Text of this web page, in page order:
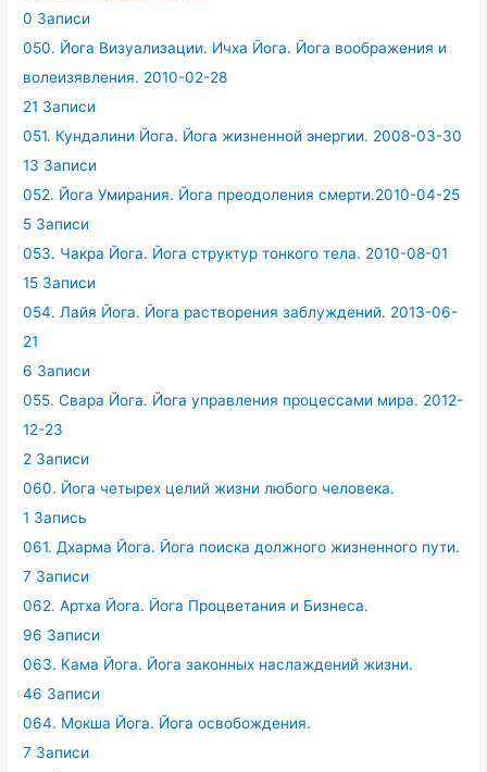
0 Записи
050. Йога Визуализации. Ичха Йога. Йога воображения и
волеизявления. 2010-02-28
21 Записи
051. Кундалини Йога. Йога жизненной энергии. 2008-03-30
13 Записи
052. Йога Умирания. Йога преодоления смерти.2010-04-25
5 Записи
053. Чакра Йога. Йога структур тонкого тела. 2010-08-01
15 Записи
054. Лайя Йога. Йога растворения заблуждений. 2013-06-
21
6 Записи
055. Свара Йога. Йога управления процессами мира. 2012-
12-23
2 Записи
060. Йога четырех целий жизни любого человека.
1 Запись
061. Дхарма Йога. Йога поиска должного жизненного пути.
7 Записи
062. Артха Йога. Йога Процветания и Бизнеса.
96 Записи
063. Кама Йога. Йога законных наслаждений жизни.
46 Записи
064. Мокша Йога. Йога освобождения.
7 Записи